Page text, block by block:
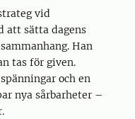
vid
att sätta dagens
Han
tas för given.
och en
nya sårbarheter –